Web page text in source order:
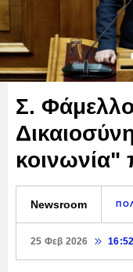
Σ.
Newsroom
25 Φεβ 2026 16:52